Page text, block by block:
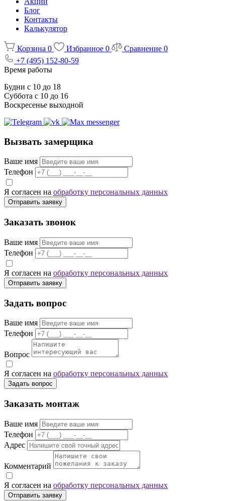
Блог
Контакты
Калькулятор
Корзина 0 Избранное 0 Сравнение 0
+7 (495) 152-80-59
Время работы
Будни с 10 до 18
Суббота с 10 до 16
Воскресенье выходной
Вызвать замерщика
Ваше имя
Телефон
Я согласен на обработку персональных данных
Отправить заявку
Заказать звонок
Ваше имя
Телефон
Я согласен на обработку персональных данных
Отправить заявку
Задать вопрос
Ваше имя
Телефон
Вопрос
Я согласен на обработку персональных данных
Задать вопрос
Заказать монтаж
Ваше имя
Телефон
Адрес
Комментарий
Я согласен на обработку персональных данных
Отправить заявку